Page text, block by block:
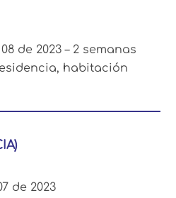
de 2023 – 2 semanas
habitación
de 2023